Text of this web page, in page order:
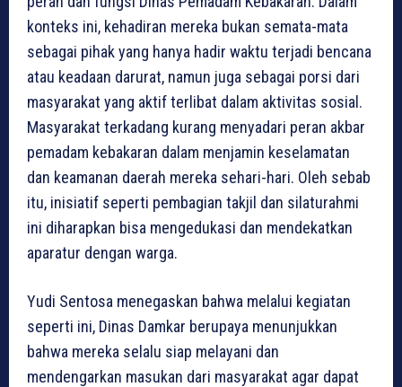
konteks ini, kehadiran mereka bukan semata-mata
sebagai pihak yang hanya hadir waktu terjadi bencana
atau keadaan darurat, namun juga sebagai porsi dari
masyarakat yang aktif terlibat dalam aktivitas sosial.
Masyarakat terkadang kurang menyadari peran akbar
pemadam kebakaran dalam menjamin keselamatan
dan keamanan daerah mereka sehari-hari. Oleh sebab
itu, inisiatif seperti pembagian takjil dan silaturahmi
ini diharapkan bisa mengedukasi dan mendekatkan
aparatur dengan warga.
Yudi Sentosa menegaskan bahwa melalui kegiatan
seperti ini, Dinas Damkar berupaya menunjukkan
bahwa mereka selalu siap melayani dan
mendengarkan masukan dari masyarakat agar dapat